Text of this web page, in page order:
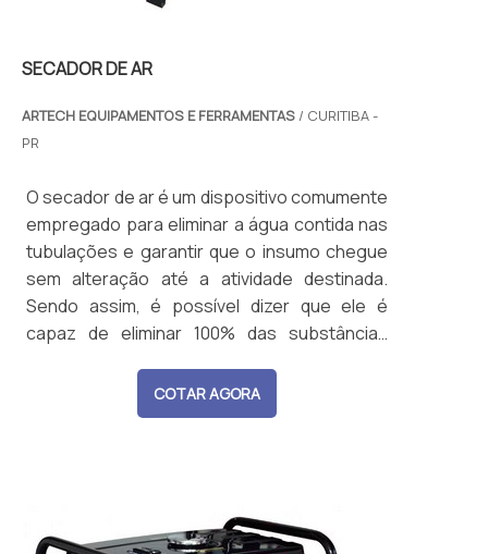
SECADOR DE AR
ARTECH EQUIPAMENTOS E FERRAMENTAS / CURITIBA -
PR
O secador de ar é um dispositivo comumente
empregado para eliminar a água contida nas
tubulações e garantir que o insumo chegue
sem alteração até a atividade destinada.
Sendo assim, é possível dizer que ele é
capaz de eliminar 100% das substâncias
consequentemente, protegendo todo o
sistema. AS PRINCIPAIS VANTAGENS DA
COTAR AGORA